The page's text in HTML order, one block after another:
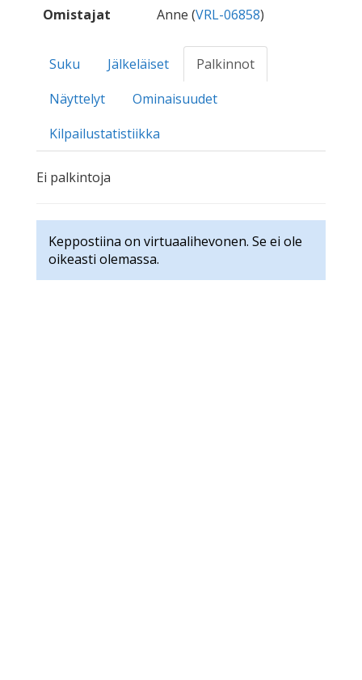
Omistajat
Anne (VRL-06858)
Suku Jälkeläiset
Palkinnot
Näyttelyt
Ominaisuudet
Kilpailustatistiikka
Ei palkintoja
Keppostiina on virtuaalihevonen. Se ei ole
oikeasti olemassa.